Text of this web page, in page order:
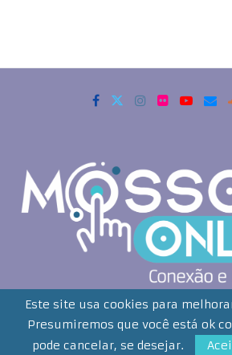
Copyrigth 2021 - Todos os direitos
Desenvolvido por:
Smartweb Comunição
Este site usa cookies para
Presumiremos que você está ok
pode cancelar, se desejar.